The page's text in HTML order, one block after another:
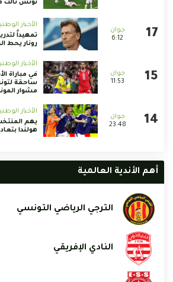
تونس ثالث
6:12
الأخبار
تمهيداً
رونار يحط
11:53
الأخبار
في مباراة
ساحقة
مشوار
23:48
الأخبار
يهم
هولندا
أهم الأندية العالمية
الترجي الرياضي التونسي
النادي الإفريقي